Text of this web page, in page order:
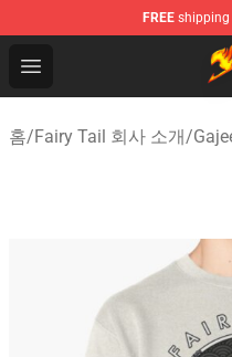
FREE shipping
Open menu
Fairy Tail Store -
홈/Fairy Tail 회사 소개/